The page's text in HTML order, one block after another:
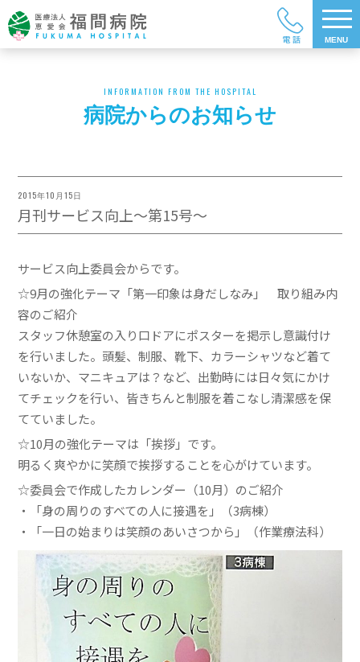
INFORMATION FROM THE HOSPITAL
病院からのお知らせ
2015年10月15日
月刊サービス向上～第15号～
サービス向上委員会からです。
☆9月の強化テーマ「第一印象は身だしなみ」 取り組み内
容のご紹介
スタッフ休憩室の入り口ドアにポスターを掲示し意識付け
を行いました。頭髪、制服、靴下、カラーシャツなど着て
いないか、マニキュアは？など、出勤時には日々気にかけ
てチェックを行い、皆きちんと制服を着こなし清潔感を保
てていました。
☆10月の強化テーマは「挨拶」です。
明るく爽やかに笑顔で挨拶することを心がけています。
☆委員会で作成したカレンダー（10月）のご紹介
・「身の周りのすべての人に接遇を」（3病棟）
・「一日の始まりは笑顔のあいさつから」（作業療法科）